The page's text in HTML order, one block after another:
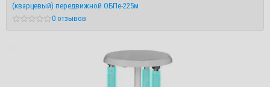
(кварцевый) передвижной ОБПе-225м
0 отзывов